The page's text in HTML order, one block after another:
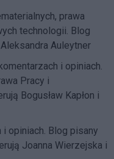
prawa
technologii. Blog
Auleytner
i opiniach.
Pracy i
Bogusław Kapłon i
opiniach. Blog pisany
Joanna Wierzejska i